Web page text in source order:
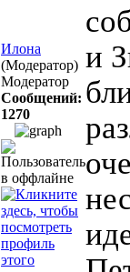
Илона
(Модератор)
Модератор
Сообщений:
1270
и